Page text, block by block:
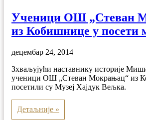
Ученици ОШ „Стеван
из Кобишнице у посети
децембар 24, 2014
Зхваљујући наставнику историје
ученици ОШ „Стеван Мокрањац“ из
посетили су Музеј Хајдук Вељка.
Детаљније »